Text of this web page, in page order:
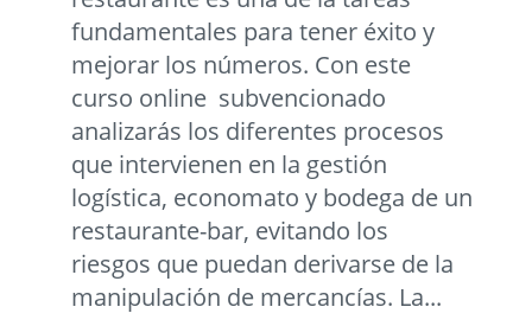
fundamentales para tener éxito y
mejorar los números. Con este
curso online subvencionado
analizarás los diferentes procesos
que intervienen en la gestión
logística, economato y bodega de un
restaurante-bar, evitando los
riesgos que puedan derivarse de la
manipulación de mercancías. La...